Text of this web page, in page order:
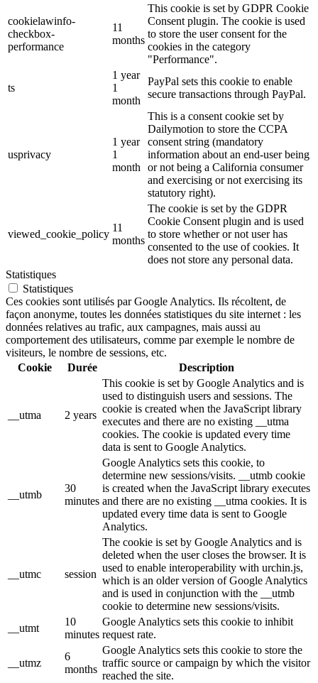
cookielawinfo-
checkbox-
performance
11
months
This cookie is set by GDPR Cookie
Consent plugin. The cookie is used
to store the user consent for the
cookies in the category
"Performance".
ts
1 year
1
month
PayPal sets this cookie to enable
secure transactions through PayPal.
usprivacy
1 year
1
month
This is a consent cookie set by
Dailymotion to store the CCPA
consent string (mandatory
information about an end-user being
or not being a California consumer
and exercising or not exercising its
statutory right).
viewed_cookie_policy
11
months
The cookie is set by the GDPR
Cookie Consent plugin and is used
to store whether or not user has
consented to the use of cookies. It
does not store any personal data.
Statistiques
Statistiques
Ces cookies sont utilisés par Google Analytics. Ils récoltent, de
façon anonyme, toutes les données statistiques du site internet : les
données relatives au trafic, aux campagnes, mais aussi au
comportement des utilisateurs, comme par exemple le nombre de
visiteurs, le nombre de sessions, etc.
Cookie
Durée Description
__utma 2 years
This cookie is set by Google Analytics and is
used to distinguish users and sessions. The
cookie is created when the JavaScript library
executes and there are no existing __utma
cookies. The cookie is updated every time
data is sent to Google Analytics.
__utmb
30
minutes
Google Analytics sets this cookie, to
determine new sessions/visits. __utmb cookie
is created when the JavaScript library executes
and there are no existing __utma cookies. It is
updated every time data is sent to Google
Analytics.
__utmc session
The cookie is set by Google Analytics and is
deleted when the user closes the browser. It is
used to enable interoperability with urchin.js,
which is an older version of Google Analytics
and is used in conjunction with the __utmb
cookie to determine new sessions/visits.
__utmt
10
minutes
Google Analytics sets this cookie to inhibit
request rate.
__utmz
6
months
Google Analytics sets this cookie to store the
traffic source or campaign by which the visitor
reached the site.